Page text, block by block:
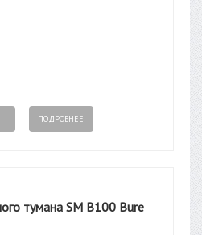
ПОДРОБНЕЕ
тумана SM B100 Bure